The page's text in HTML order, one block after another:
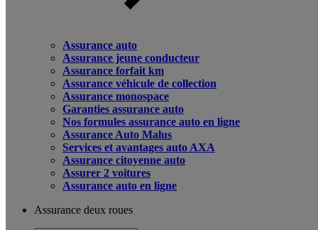
Assurance auto
Assurance jeune conducteur
Assurance forfait km
Assurance véhicule de collection
Assurance monospace
Garanties assurance auto
Nos formules assurance auto en ligne
Assurance Auto Malus
Services et avantages auto AXA
Assurance citoyenne auto
Assurer 2 voitures
Assurance auto en ligne
Assurance deux roues